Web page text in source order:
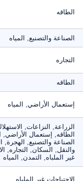
الطاقه
الصناعة والتصنيع, المياه
التجاره
الطاقه
إستعمال الأراضي, المياه
الزراعة, النزاعات,
الطاقه, إستعمال الأراضي,
الصناعة والتصنيع, الهجرة,
والنقل, السكان, التجاره,
غير الملباه, التمدن, المياه
الاحتياجات غير الملباه